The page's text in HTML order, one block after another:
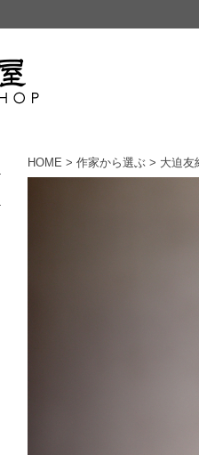
HOME > 作家から選ぶ > 大迫友